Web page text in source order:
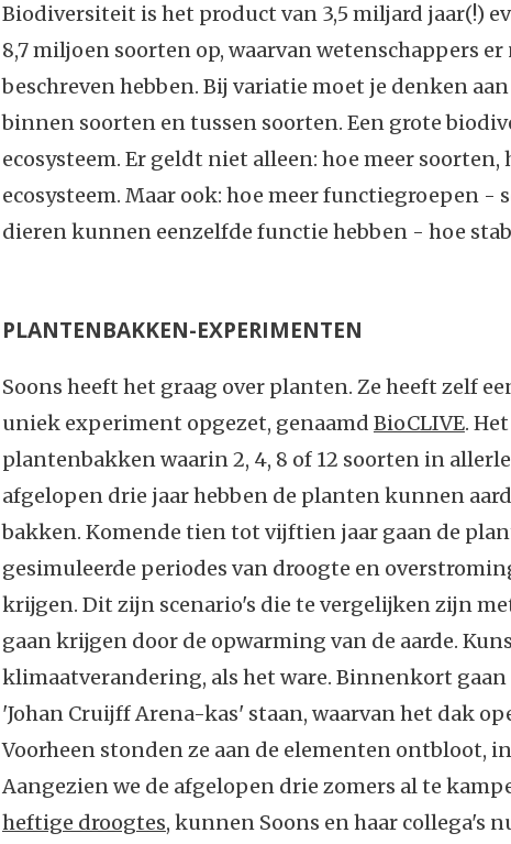
Biodiversiteit is het product van 3,5 miljard jaar(!)
8,7 miljoen soorten op, waarvan wetenschappers
beschreven hebben. Bij variatie moet je denken
binnen soorten en tussen soorten. Een grote
ecosysteem. Er geldt niet alleen: hoe meer soorten,
ecosysteem. Maar ook: hoe meer functiegroepen -
dieren kunnen eenzelfde functie hebben - hoe
PLANTENBAKKEN-EXPERIMENTEN
Soons heeft het graag over planten. Ze heeft zelf
uniek experiment opgezet, genaamd BioCLIVE.
plantenbakken waarin 2, 4, 8 of 12 soorten in
afgelopen drie jaar hebben de planten kunnen
bakken. Komende tien tot vijftien jaar gaan de
gesimuleerde periodes van droogte en
krijgen. Dit zijn scenario's die te vergelijken zijn
gaan krijgen door de opwarming van de aarde.
klimaatverandering, als het ware. Binnenkort
'Johan Cruijff Arena-kas' staan, waarvan het dak
Voorheen stonden ze aan de elementen ontbloot,
Aangezien we de afgelopen drie zomers al te
heftige droogtes, kunnen Soons en haar collega's